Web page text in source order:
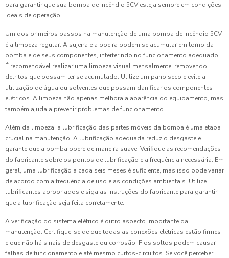
para garantir que sua bomba de incêndio 5CV esteja sempre em condições
ideais de operação.
Um dos primeiros passos na manutenção de uma bomba de incêndio 5CV
é a limpeza regular. A sujeira e a poeira podem se acumular em torno da
bomba e de seus componentes, interferindo no funcionamento adequado.
É recomendável realizar uma limpeza visual mensalmente, removendo
detritos que possam ter se acumulado. Utilize um pano seco e evite a
utilização de água ou solventes que possam danificar os componentes
elétricos. A limpeza não apenas melhora a aparência do equipamento, mas
também ajuda a prevenir problemas de funcionamento.
Além da limpeza, a lubrificação das partes móveis da bomba é uma etapa
crucial na manutenção. A lubrificação adequada reduz o desgaste e
garante que a bomba opere de maneira suave. Verifique as recomendações
do fabricante sobre os pontos de lubrificação e a frequência necessária. Em
geral, uma lubrificação a cada seis meses é suficiente, mas isso pode variar
de acordo com a frequência de uso e as condições ambientais. Utilize
lubrificantes apropriados e siga as instruções do fabricante para garantir
que a lubrificação seja feita corretamente.
A verificação do sistema elétrico é outro aspecto importante da
manutenção. Certifique-se de que todas as conexões elétricas estão firmes
e que não há sinais de desgaste ou corrosão. Fios soltos podem causar
falhas de funcionamento e até mesmo curtos-circuitos. Se você perceber